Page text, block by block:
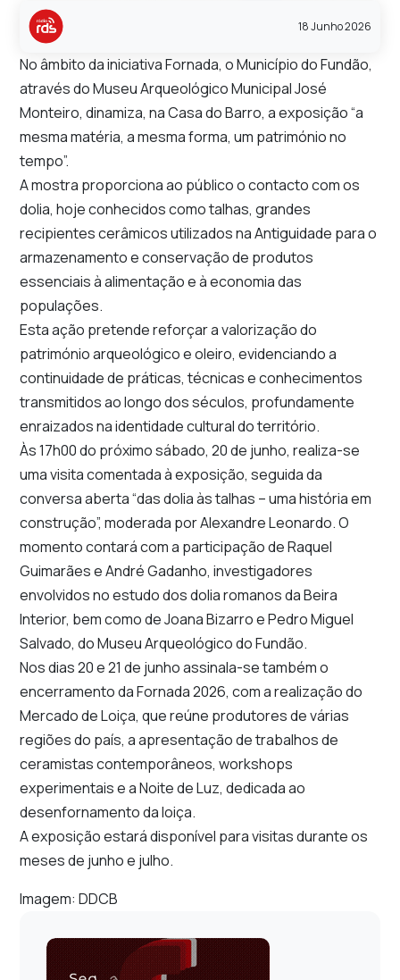
18 Junho 2026
No âmbito da iniciativa Fornada, oMunicípio do Fundão,
através doMuseu Arqueológico Municipal José
Monteiro, dinamiza, naCasa do Barro, a exposição “a
mesma matéria, a mesma forma, um património no
tempo”.
A mostra proporciona ao público o contacto com os
dolia, hoje conhecidos como talhas, grandes
recipientes cerâmicos utilizados na Antiguidade para o
armazenamento e conservação de produtos
essenciais à alimentação e à economia das
populações.
Esta ação pretende reforçar a valorização do
património arqueológico e oleiro, evidenciando a
continuidade de práticas, técnicas e conhecimentos
transmitidos ao longo dos séculos, profundamente
enraizados na identidade cultural do território.
Às 17h00 do próximo sábado, 20 de junho, realiza-se
uma visita comentada à exposição, seguida da
conversa aberta “das dolia às talhas – uma história em
construção”, moderada porAlexandre Leonardo. O
momento contará com a participação deRaquel
GuimarãeseAndré Gadanho, investigadores
envolvidos no estudo dos dolia romanos da Beira
Interior, bem como de Joana Bizarro e Pedro Miguel
Salvado, do Museu Arqueológico do Fundão.
Nos dias 20 e 21 de junho assinala-se também o
encerramento da Fornada 2026, com a realização do
Mercado de Loiça, que reúne produtores de várias
regiões do país, a apresentação de trabalhos de
ceramistas contemporâneos, workshops
experimentais e a Noite de Luz, dedicada ao
desenfornamento da loiça.
A exposição estará disponível para visitas durante os
meses de junho e julho.
Imagem: DDCB